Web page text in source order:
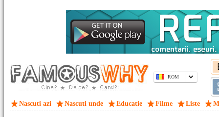
ROM
Nascuti azi Nascuti unde Educatie Filme Liste